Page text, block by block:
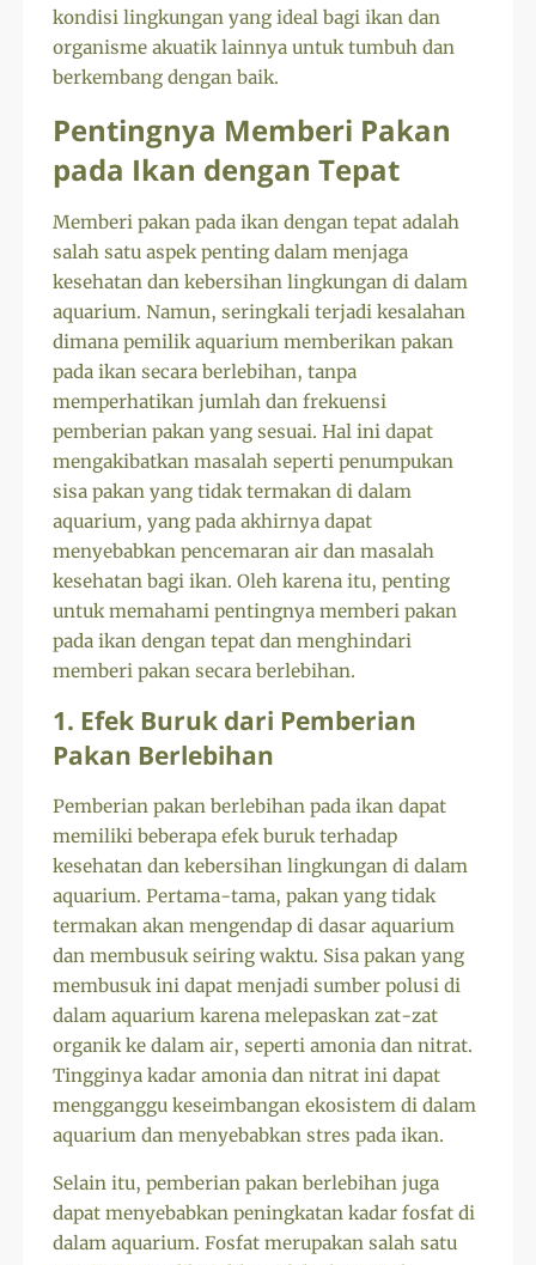
kondisi lingkungan yang ideal bagi ikan dan
organisme akuatik lainnya untuk tumbuh dan
berkembang dengan baik.
Pentingnya Memberi Pakan
pada Ikan dengan Tepat
Memberi pakan pada ikan dengan tepat adalah
salah satu aspek penting dalam menjaga
kesehatan dan kebersihan lingkungan di dalam
aquarium. Namun, seringkali terjadi kesalahan
dimana pemilik aquarium memberikan pakan
pada ikan secara berlebihan, tanpa
memperhatikan jumlah dan frekuensi
pemberian pakan yang sesuai. Hal ini dapat
mengakibatkan masalah seperti penumpukan
sisa pakan yang tidak termakan di dalam
aquarium, yang pada akhirnya dapat
menyebabkan pencemaran air dan masalah
kesehatan bagi ikan. Oleh karena itu, penting
untuk memahami pentingnya memberi pakan
pada ikan dengan tepat dan menghindari
memberi pakan secara berlebihan.
1. Efek Buruk dari Pemberian
Pakan Berlebihan
Pemberian pakan berlebihan pada ikan dapat
memiliki beberapa efek buruk terhadap
kesehatan dan kebersihan lingkungan di dalam
aquarium. Pertama-tama, pakan yang tidak
termakan akan mengendap di dasar aquarium
dan membusuk seiring waktu. Sisa pakan yang
membusuk ini dapat menjadi sumber polusi di
dalam aquarium karena melepaskan zat-zat
organik ke dalam air, seperti amonia dan nitrat.
Tingginya kadar amonia dan nitrat ini dapat
mengganggu keseimbangan ekosistem di dalam
aquarium dan menyebabkan stres pada ikan.
Selain itu, pemberian pakan berlebihan juga
dapat menyebabkan peningkatan kadar fosfat di
dalam aquarium. Fosfat merupakan salah satu